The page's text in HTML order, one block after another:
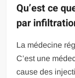
Qu’est ce
par
La médecine
C’est une
cause des